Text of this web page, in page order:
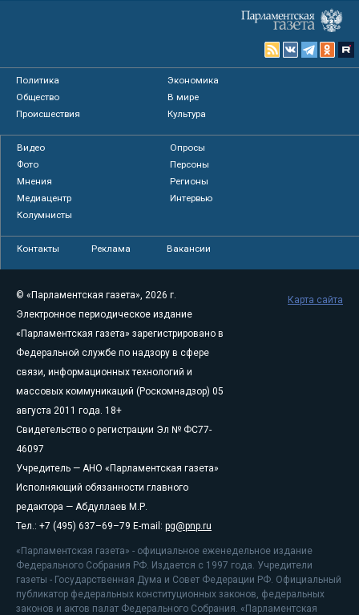
Политика
Экономика
Общество
В мире
Происшествия
Культура
Видео
Опросы
Фото
Персоны
Мнения
Регионы
Медиацентр
Интервью
Колумнисты
Контакты Реклама Вакансии
© «Парламентская газета», 2026 г.
Электронное периодическое издание
«Парламентская газета» зарегистрировано в
Федеральной службе по надзору в сфере
связи, информационных технологий и
массовых коммуникаций (Роскомнадзор) 05
августа 2011 года. 18+
Свидетельство о регистрации Эл № ФС77-
46097
Учредитель — АНО «Парламентская газета»
Исполняющий обязанности главного
редактора — Абдуллаев М.Р.
Тел.: +7 (495) 637–69–79 E-mail: pg@pnp.ru
«Парламентская газета» - официальное еженедельное издание
Федерального Собрания РФ. Издается с 1997 года. Учредители
газеты - Государственная Дума и Совет Федерации РФ. Официальный
публикатор федеральных конституционных законов, федеральных
законов и актов палат Федерального Собрания. «Парламентская
Карта сайта